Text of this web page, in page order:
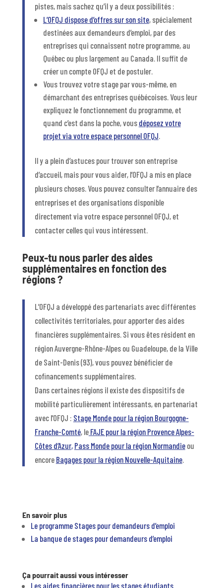
pistes, mais sachez qu’il y a deux possibilités :
L’OFQJ dispose d’offres sur son site, spécialement
destinées aux demandeurs d’emploi, par des
entreprises qui connaissent notre programme, au
Québec ou plus largement au Canada. Il suffit de
créer un compte OFQJ et de postuler.
Vous trouvez votre stage par vous-même, en
démarchant des entreprises québécoises. Vous leur
expliquez le fonctionnement du programme, et
quand c’est dans la poche, vous déposez votre
projet via votre espace personnel OFQJ
Il y a plein d’astuces pour trouver son entreprise
d’accueil, mais pour vous aider, l’OFQJ a mis en place
plusieurs choses. Vous pouvez consulter l’annuaire des
entreprises et des organisations disponible
directement via votre espace personnel OFQJ, et
contacter celles qui vous intéressent.
Peux-tu nous parler des aides
supplémentaires en fonction des
régions ?
L’OFQJ a développé des partenariats avec différentes
collectivités territoriales, pour apporter des aides
financières supplémentaires. Si vous êtes résident en
région Auvergne-Rhône-Alpes ou Guadeloupe, de la Ville
de Saint-Denis (93), vous pouvez bénéficier de
cofinancements supplémentaires.
Dans certaines régions il existe des dispositifs de
mobilité particulièrement intéressants, en partenariat
avec l’OFQJ : Stage Monde pour la région Bourgogne-
Franche-Comté, leFAJE pour la région Provence Alpes-
Côtes d’Azur, Pass Monde pour la région Normandieou
encore Bagages pour la région Nouvelle-Aquitaine.
En savoir plus
Le programme Stages pour demandeurs d’emploi
La banque de stages pour demandeurs d’emploi
Ça pourrait aussi vous intéresser
Les aides financières pour les stages étudiants